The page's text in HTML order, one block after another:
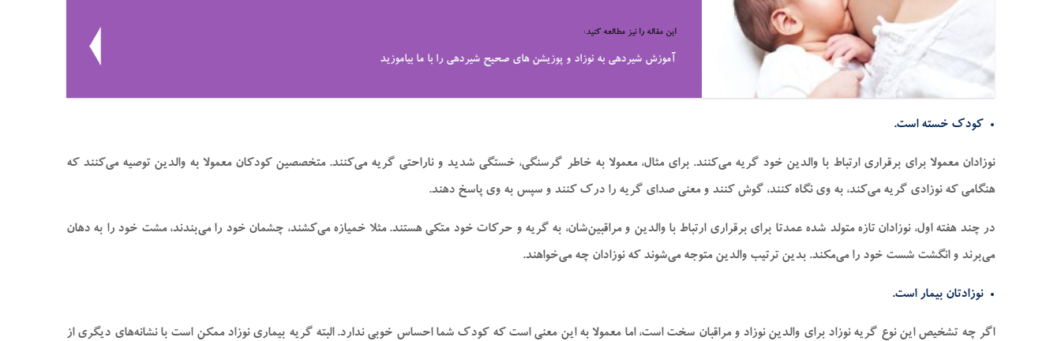
این مقاله را نیز مطالعه کنید:
آموزش شیردهی به نوزاد و پوزیشن های صحیح شیردهی را با ما بیاموزید
کودک‌ خسته است.
نوزادان معمولا برای برقراری ارتباط با والدین خود گریه می‌کنند. برای مثال، معمولا به خاطر گرسنگی، خستگی شدید و ناراحتی گریه می‌کنند. متخصصین کودکان معمولا به والدین توصیه می‌کنند که
هنگامی که نوزادی گریه می‌کند، به وی نگاه کنند، گوش کنند و معنی صدای گریه را درک کنند و سپس به وی پاسخ دهند.
در چند هفته اول، نوزادان تازه متولد شده عمدتا برای برقراری ارتباط با والدین و مراقبین‌شان، به گریه و حرکات خود متکی هستند. مثلا خمیازه می‌کشند، چشمان خود را می‌بندند، مشت خود را به دهان
می‌برند و انگشت شست خود را می‌مکند. بدین ترتیب والدین متوجه می‌شوند که نوزادان چه می‌خواهند.
نوزادتان بیمار است.
اگر چه تشخیص این نوع گریه نوزاد برای والدین نوزاد و مراقبان سخت است، اما معمولا به این معنی است که کودک شما احساس خوبی ندارد. البته گریه بیماری نوزاد ممکن است با نشانه‌های دیگری از